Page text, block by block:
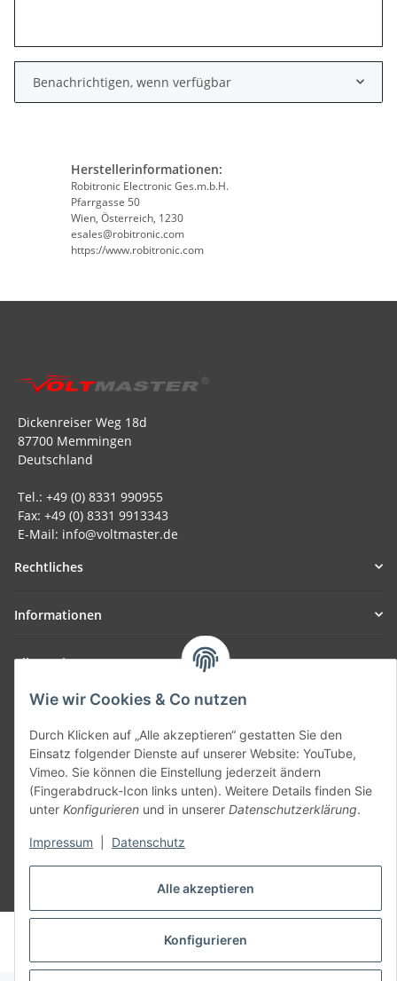
Alle akzeptieren
Konfigurieren
Wie wir Cookies & Co nutzen
Durch Klicken auf „Alle akzeptieren“ gestatten Sie den
Einsatz folgender Dienste auf unserer Website: YouTube,
Vimeo. Sie können die Einstellung jederzeit ändern
(Fingerabdruck-Icon links unten). Weitere Details finden Sie
unter Konfigurieren und in unserer Datenschutzerklärung.
Impressum Datenschutz
Benachrichtigen, wenn verfügbar
Herstellerinformationen:
Robitronic Electronic Ges.m.b.H.
Pfarrgasse 50
Wien, Österreich, 1230
esales@robitronic.com
https://www.robitronic.com
Dickenreiser Weg 18d
87700 Memmingen
Deutschland
Tel.: +49 (0) 8331 990955
Fax: +49 (0) 8331 9913343
E-Mail: info@voltmaster.de
Rechtliches
Informationen
Allgemein
Teil unseres Netzwerks:
SmoliTec - Safety. Simplified. Worldwide. ( B2B Shop )
Vertrag widerrufen
* Alle Preise inkl. gesetzlicher USt., zzgl.Versand
© voltmaster.de
Powered byJTL-Shop